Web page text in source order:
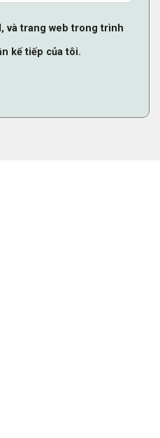
và trang web trong trình
kế tiếp của tôi.